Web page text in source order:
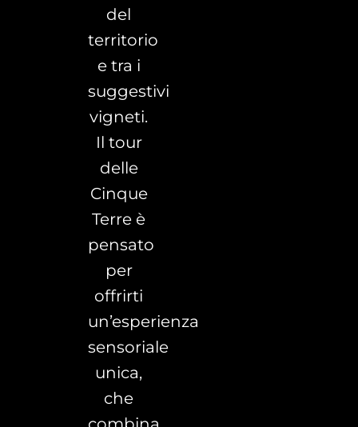
del
territorio
e tra i
suggestivi
vigneti.
Il tour
delle
Cinque
Terre è
pensato
per
offrirti
un’esperienza
sensoriale
unica,
che